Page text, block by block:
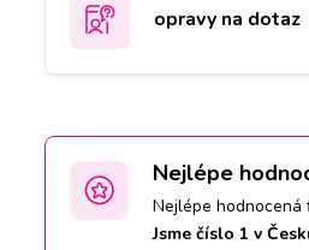
opravy na dotaz
Nejlépe
Nejlépe hodnocená
Jsme číslo 1 v